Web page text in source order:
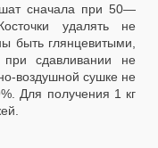
сначала при 50—
удалять не
быть глянцевитыми,
при сдавливании не
воздушной сушке не
Для получения 1 кг